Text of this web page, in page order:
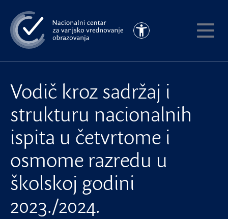
na
glavni
sadržaj
Pristupačnost
Vodič kroz sadržaj i
strukturu nacionalnih
ispita u četvrtome i
osmome razredu u
školskoj godini
2023./2024.